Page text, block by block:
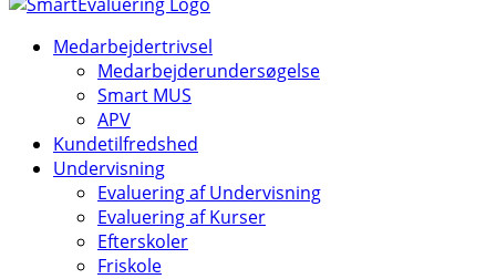
Medarbejdertrivsel
Medarbejderundersøgelse
Smart MUS
APV
Kundetilfredshed
Undervisning
Evaluering af Undervisning
Evaluering af Kurser
Efterskoler
Friskole